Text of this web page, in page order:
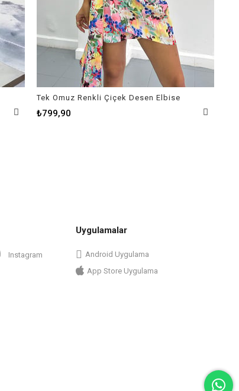
Tek Omuz Renkli Çiçek Desen Elbise
₺799,90
Instagram
Uygulamalar
Android Uygulama
App Store Uygulama